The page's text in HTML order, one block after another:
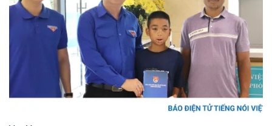
Doanh nghiệp
Thông tin doanh nghiệp
Doanh nghiệp 24h
Doanh nhân
Vì cộng đồng
Công nghệ
Sành điệu
Tin Công nghệ
Trải nghiệm
Chuyển đổi số